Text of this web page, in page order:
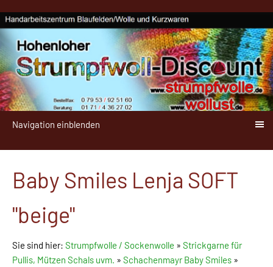
Navigation einblenden
Baby Smiles Lenja SOFT
"beige"
Sie sind hier: Strumpfwolle / Sockenwolle » Strickgarne für
Pullis, Mützen Schals uvm. » Schachenmayr Baby Smiles »